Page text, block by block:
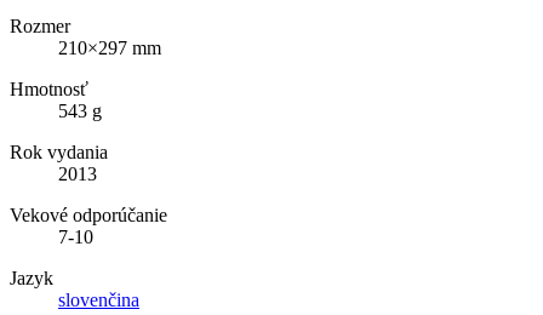
Rozmer
210×297 mm
Hmotnosť
543 g
Rok vydania
2013
Vekové odporúčanie
7-10
Jazyk
slovenčina